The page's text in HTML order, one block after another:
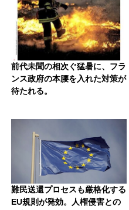
前代未聞の相次ぐ猛暑に、フラ
ンス政府の本腰を入れた対策が
待たれる。
難民送還プロセスも厳格化する
EU規則が発効。人権侵害との